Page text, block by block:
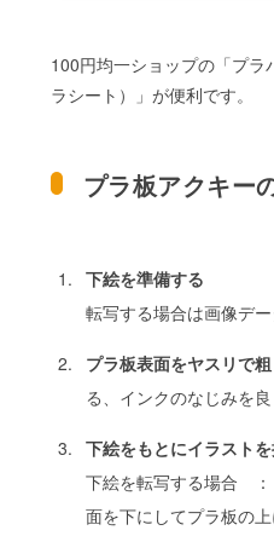
100円均一ショップの「プ
ラシート）」が便利です。
プラ板アクキー
下絵を準備する
転写する場合は画像デ
プラ板表面をヤスリで粗
る、インクのなじみを
下絵をもとにイラストを
下絵を転写する場合
面を下にしてプラ板の